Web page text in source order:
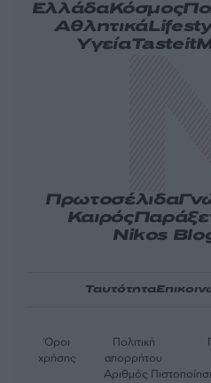
ΕλλάδαΚόσμος
Αθλητικά
ΥγείαTasteit
Πρωτοσέλιδα
Καιρός
Nikos
Ταυτότητα
Αριθμός
Όροι
χρήσης
Πολιτική
απορρήτου